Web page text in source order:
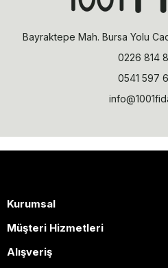
Bayraktepe Mah. Bursa Yolu
0226 814
0541 597
Kurumsal
Müşteri Hizmetleri
Alışveriş